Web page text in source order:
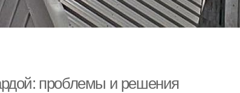
проблемы и решения